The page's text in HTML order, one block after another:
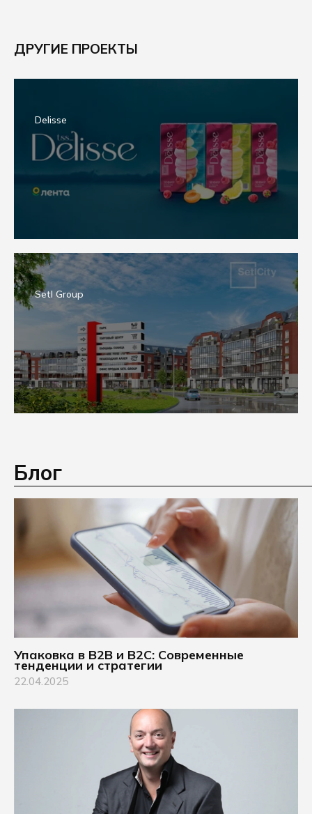
ДРУГИЕ ПРОЕКТЫ
Delisse
Setl Group
Блог
Упаковка в B2B и B2C: Современные
тенденции и стратегии
22.04.2025